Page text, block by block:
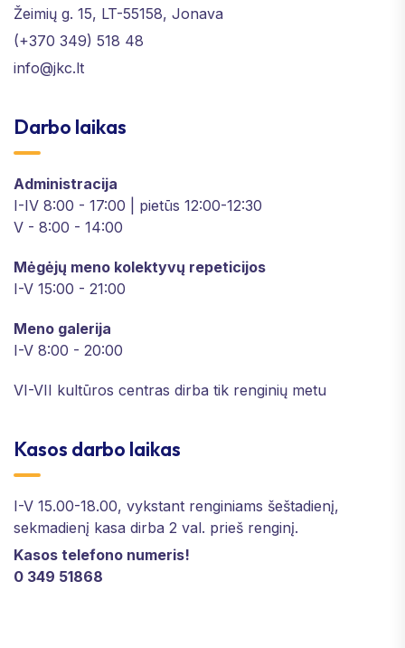
Žeimių g. 15, LT-55158, Jonava
(+370 349) 518 48
info@jkc.lt
Darbo laikas
Administracija
I-IV 8:00 - 17:00 | pietūs 12:00-12:30
V - 8:00 - 14:00
Mėgėjų meno kolektyvų repeticijos
I-V 15:00 - 21:00
Meno galerija
I-V 8:00 - 20:00
VI-VII kultūros centras dirba tik renginių metu
Kasos darbo laikas
I-V 15.00-18.00, vykstant renginiams šeštadienį,
sekmadienį kasa dirba 2 val. prieš renginį.
Kasos telefono numeris!
0 349 51868